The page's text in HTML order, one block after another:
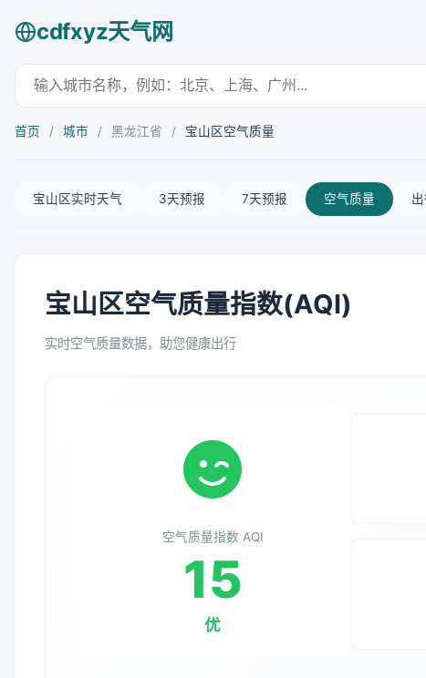
cdfxyz天气网
首页 / 城市 / 黑龙江省 / 宝山区空气质量
宝山区实时天气 3天预报 7天预报 空气质量
宝山区空气质量指数(AQI)
实时空气质量数据，助您健康出行
空气质量指数 AQI
15
优